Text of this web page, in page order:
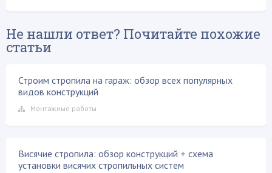
Не нашли ответ? Почитайте похожие
статьи
Строим стропила на гараж: обзор всех популярных
видов конструкций
Монтажные работы
Висячие стропила: обзор конструкций + схема
установки висячих стропильных систем